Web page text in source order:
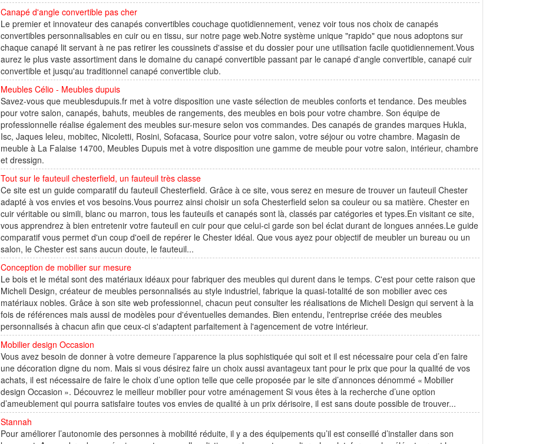
Canapé d'angle convertible pas cher
Le premier et innovateur des canapés convertibles couchage quotidiennement, venez voir tous nos choix de canapés
convertibles personnalisables en cuir ou en tissu, sur notre page web.Notre système unique "rapido" que nous adoptons sur
chaque canapé lit servant à ne pas retirer les coussinets d'assise et du dossier pour une utilisation facile quotidiennement.Vous
aurez le plus vaste assortiment dans le domaine du canapé convertible passant par le canapé d'angle convertible, canapé cuir
convertible et jusqu'au traditionnel canapé convertible club.
Meubles Célio - Meubles dupuis
Savez-vous que meublesdupuis.fr met à votre disposition une vaste sélection de meubles conforts et tendance. Des meubles
pour votre salon, canapés, bahuts, meubles de rangements, des meubles en bois pour votre chambre. Son équipe de
professionnelle réalise également des meubles sur-mesure selon vos commandes. Des canapés de grandes marques Hukla,
Isc, Jaques leleu, mobitec, Nicoletti, Rosini, Sofacasa, Sourice pour votre salon, votre séjour ou votre chambre. Magasin de
meuble à La Falaise 14700, Meubles Dupuis met à votre disposition une gamme de meuble pour votre salon, intérieur, chambre
et dressign.
Tout sur le fauteuil chesterfield, un fauteuil très classe
Ce site est un guide comparatif du fauteuil Chesterfield. Grâce à ce site, vous serez en mesure de trouver un fauteuil Chester
adapté à vos envies et vos besoins.Vous pourrez ainsi choisir un sofa Chesterfield selon sa couleur ou sa matière. Chester en
cuir véritable ou simili, blanc ou marron, tous les fauteuils et canapés sont là, classés par catégories et types.En visitant ce site,
vous apprendrez à bien entretenir votre fauteuil en cuir pour que celui-ci garde son bel éclat durant de longues années.Le guide
comparatif vous permet d'un coup d'oeil de repérer le Chester idéal. Que vous ayez pour objectif de meubler un bureau ou un
salon, le Chester est sans aucun doute, le fauteuil...
Conception de mobilier sur mesure
Le bois et le métal sont des matériaux idéaux pour fabriquer des meubles qui durent dans le temps. C'est pour cette raison que
Micheli Design, créateur de meubles personnalisés au style industriel, fabrique la quasi-totalité de son mobilier avec ces
matériaux nobles. Grâce à son site web professionnel, chacun peut consulter les réalisations de Micheli Design qui servent à la
fois de références mais aussi de modèles pour d'éventuelles demandes. Bien entendu, l'entreprise créée des meubles
personnalisés à chacun afin que ceux-ci s'adaptent parfaitement à l'agencement de votre intérieur.
Mobilier design Occasion
Vous avez besoin de donner à votre demeure l’apparence la plus sophistiquée qui soit et il est nécessaire pour cela d’en faire
une décoration digne du nom. Mais si vous désirez faire un choix aussi avantageux tant pour le prix que pour la qualité de vos
achats, il est nécessaire de faire le choix d’une option telle que celle proposée par le site d’annonces dénommé « Mobilier
design Occasion ». Découvrez le meilleur mobilier pour votre aménagement Si vous êtes à la recherche d’une option
d’ameublement qui pourra satisfaire toutes vos envies de qualité à un prix dérisoire, il est sans doute possible de trouver...
Stannah
Pour améliorer l’autonomie des personnes à mobilité réduite, il y a des équipements qu’il est conseillé d’installer dans son